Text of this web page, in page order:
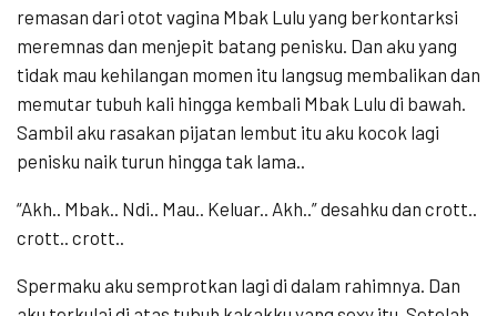
remasan dari otot vagina Mbak Lulu yang berkontarksi
meremnas dan menjepit batang penisku. Dan aku yang
tidak mau kehilangan momen itu langsug membalikan dan
memutar tubuh kali hingga kembali Mbak Lulu di bawah.
Sambil aku rasakan pijatan lembut itu aku kocok lagi
penisku naik turun hingga tak lama..
“Akh.. Mbak.. Ndi.. Mau.. Keluar.. Akh..” desahku dan crott..
crott.. crott..
Spermaku aku semprotkan lagi di dalam rahimnya. Dan